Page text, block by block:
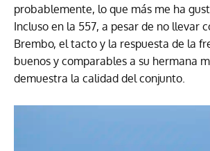
probablemente, lo que más me ha
Incluso en la 557, a pesar de no llevar
Brembo, el tacto y la respuesta de la
buenos y comparables a su hermana
demuestra la calidad del conjunto.